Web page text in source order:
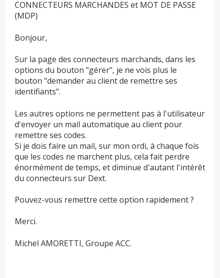
CONNECTEURS MARCHANDES et MOT DE PASSE
(MDP)
Bonjour,
Sur la page des connecteurs marchands, dans les
options du bouton "gérer", je ne vois plus le
bouton "demander au client de remettre ses
identifiants".
Les autres options ne permettent pas à l'utilisateur
d'envoyer un mail automatique au client pour
remettre ses codes.
Si je dois faire un mail, sur mon ordi, à chaque fois
que les codes ne marchent plus, cela fait perdre
énormément de temps, et diminue d'autant l'intérêt
du connecteurs sur Dext.
Pouvez-vous remettre cette option rapidement ?
Merci.
Michel AMORETTI, Groupe ACC.